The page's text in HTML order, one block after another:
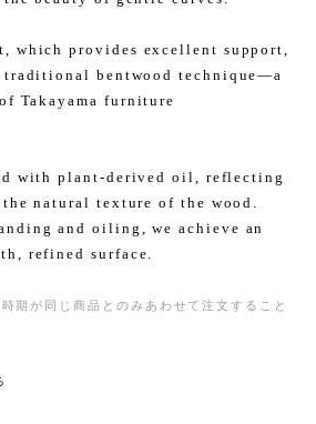
which provides excellent support,
traditional bentwood technique—a
Takayama furniture
with plant-derived oil, reflecting
natural texture of the wood.
and oiling, we achieve an
refined surface.
期が同じ商品とのみあわせて注文すること